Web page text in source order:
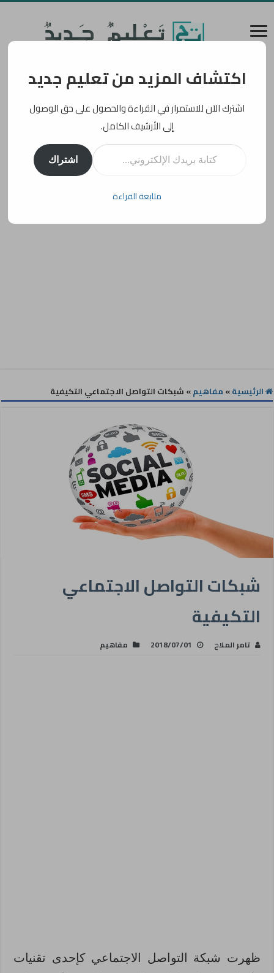
الرئيسية» مفاهيم» شبكات التواصل الاجتماعي التكيفية
شبكات التواصل الاجتماعي
التكيفية
تامر الملاح 2018/07/01 مفاهيم
ظهرت شبكة التواصل الاجتماعي كإحدى تقنيات
اكتشاف المزيد من تعليم جديد
اشترك الآن للاستمرار في القراءة والحصول على حق الوصول
إلى الأرشيف الكامل.
كتابة بريدك الإلكتروني...
اشتراك
متابعة القراءة